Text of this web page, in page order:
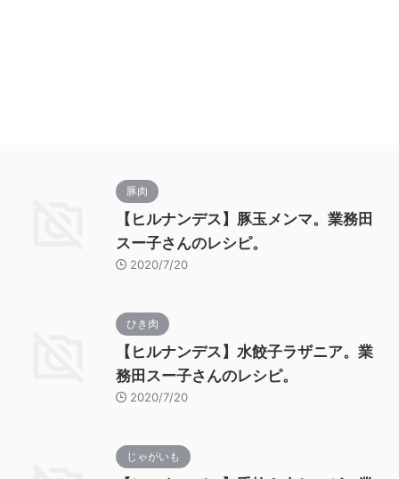
豚肉
【ヒルナンデス】豚玉メンマ。業務田
スー子さんのレシピ。
2020/7/20
ひき肉
【ヒルナンデス】水餃子ラザニア。業
務田スー子さんのレシピ。
2020/7/20
じゃがいも